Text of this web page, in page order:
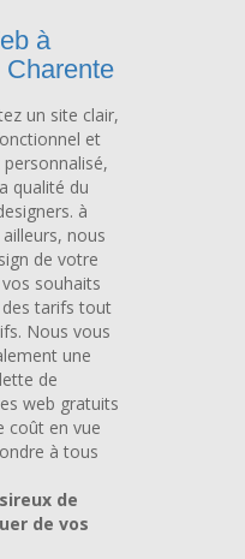
à
un site clair,
et
qualité du
à
nous
de votre
souhaits
tarifs tout
Nous vous
une
de
web gratuits
coût en vue
à tous
de
de vos